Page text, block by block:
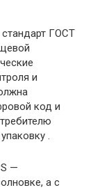
ГОСТ
и
код и
.
—
а с